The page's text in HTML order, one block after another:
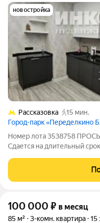
новостройка
Рассказовка
15 мин.
Город-парк «Переделкино
Номер лота 3538758
Сдается на длительный
Встроенный кухонный
Современная мебель.
100 000 ₽ в месяц
85 м² 3-комн. квартира 15